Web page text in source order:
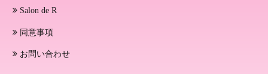
Salon de R
同意事項
お問い合わせ